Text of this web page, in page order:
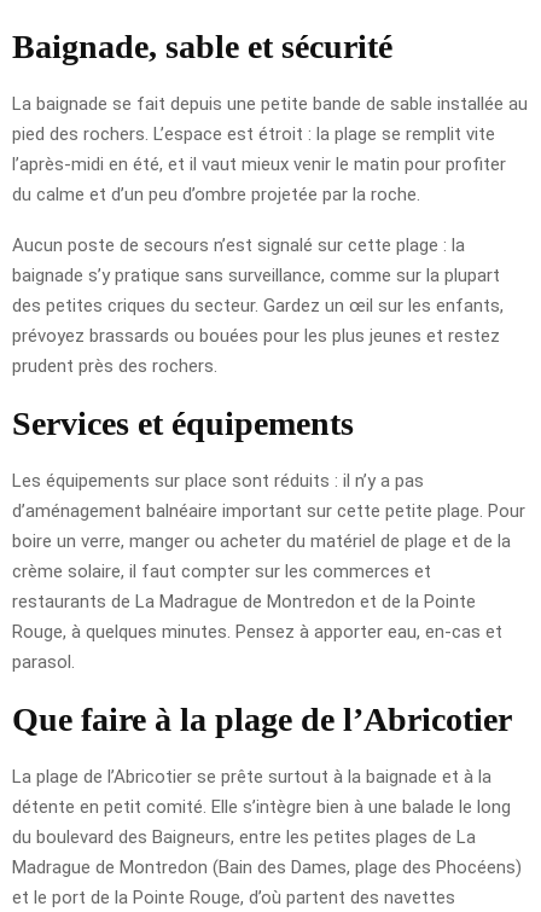
Baignade, sable et sécurité
La baignade se fait depuis une petite bande de sable installée au
pied des rochers. L’espace est étroit : la plage se remplit vite
l’après-midi en été, et il vaut mieux venir le matin pour profiter
du calme et d’un peu d’ombre projetée par la roche.
Aucun poste de secours n’est signalé sur cette plage : la
baignade s’y pratique sans surveillance, comme sur la plupart
des petites criques du secteur. Gardez un œil sur les enfants,
prévoyez brassards ou bouées pour les plus jeunes et restez
prudent près des rochers.
Services et équipements
Les équipements sur place sont réduits : il n’y a pas
d’aménagement balnéaire important sur cette petite plage. Pour
boire un verre, manger ou acheter du matériel de plage et de la
crème solaire, il faut compter sur les commerces et
restaurants de La Madrague de Montredon et de la Pointe
Rouge, à quelques minutes. Pensez à apporter eau, en-cas et
parasol.
Que faire à la plage de l’Abricotier
La plage de l’Abricotier se prête surtout à la baignade et à la
détente en petit comité. Elle s’intègre bien à une balade le long
du boulevard des Baigneurs, entre les petites plages de La
Madrague de Montredon (Bain des Dames, plage des Phocéens)
et le port de la Pointe Rouge, d’où partent des navettes